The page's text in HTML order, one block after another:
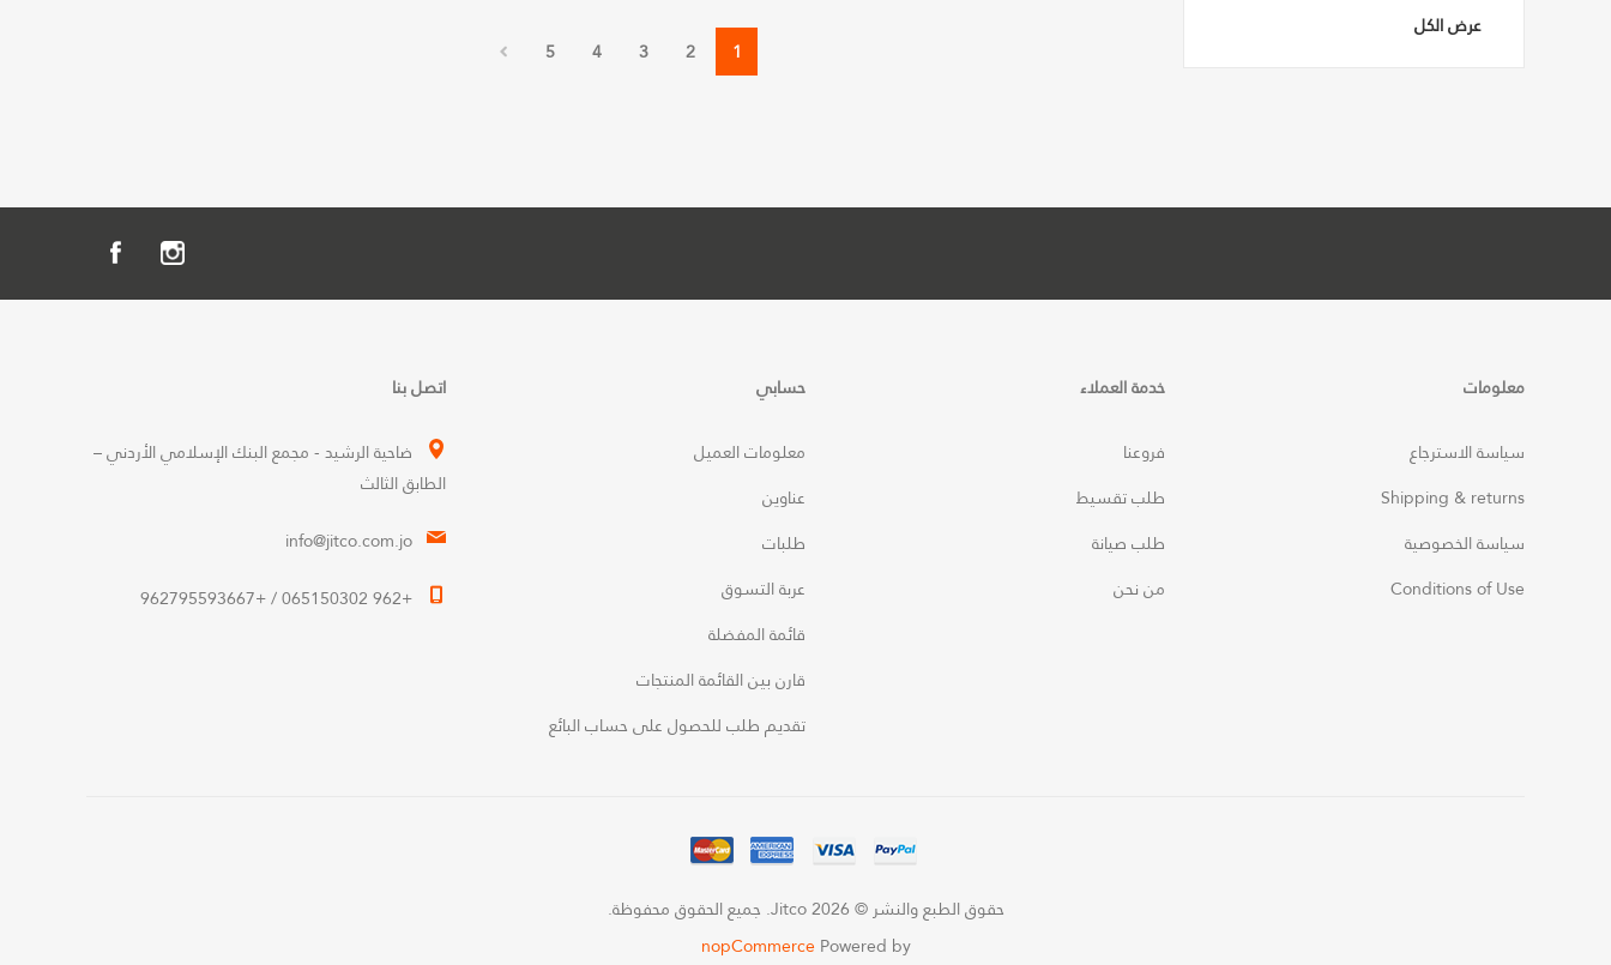
1
2
3
4
5
عرض الكل
معلومات
سياسة الاسترجاع
Shipping & returns
سياسة الخصوصية
Conditions of Use
خدمة العملاء
فروعنا
طلب تقسيط
طلب صيانة
من نحن
حسابي
معلومات العميل
عناوين
طلبات
عربة التسوق
قائمة المفضلة
قارن بين القائمة المنتجات
تقديم طلب للحصول على حساب البائع
اتصل بنا
ضاحية الرشيد - مجمع البنك الإسلامي الأردني –
الطابق الثالث
info@jitco.com.jo
+962 065150302 / +962795593667
حقوق الطبع والنشر © 2026 Jitco. جميع الحقوق محفوظة.
Powered by
nopCommerce